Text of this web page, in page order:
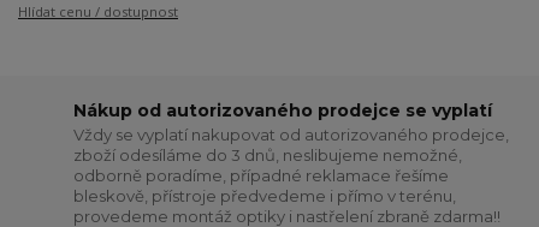
Hlídat cenu / dostupnost
Nákup od autorizovaného prodejce se vyplatí
Vždy se vyplatí nakupovat od autorizovaného prodejce,
zboží odesíláme do 3 dnů, neslibujeme nemožné,
odborně poradíme, případné reklamace řešíme
bleskově, přístroje předvedeme i přímo v terénu,
provedeme montáž optiky i nastřelení zbraně zdarma!!